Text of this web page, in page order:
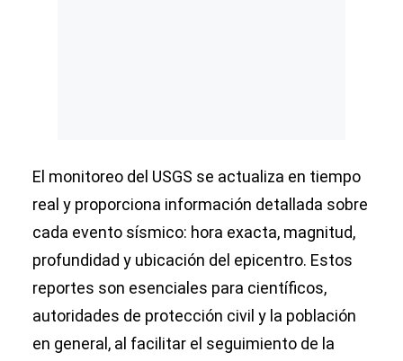
El monitoreo del USGS se actualiza en tiempo
real y proporciona información detallada sobre
cada evento sísmico: hora exacta, magnitud,
profundidad y ubicación del epicentro. Estos
reportes son esenciales para científicos,
autoridades de protección civil y la población
en general, al facilitar el seguimiento de la